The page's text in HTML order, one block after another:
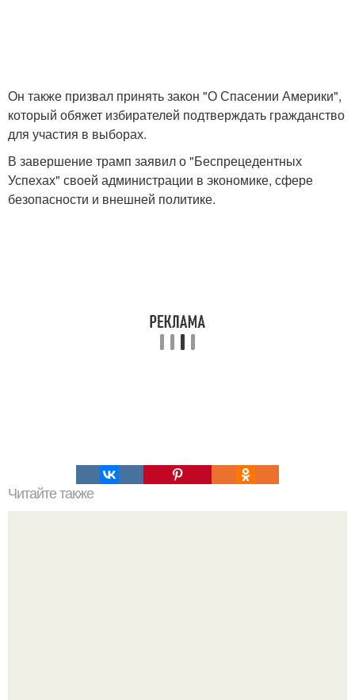
Он также призвал принять закон "О Спасении Америки",
который обяжет избирателей подтверждать гражданство
для участия в выборах.
В завершение трамп заявил о "Беспрецедентных
Успехах" своей администрации в экономике, сфере
безопасности и внешней политике.
Читайте также